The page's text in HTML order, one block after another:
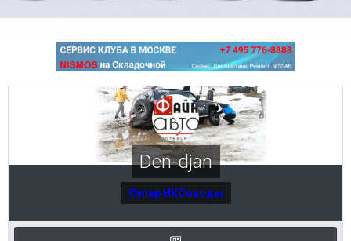
Den-djan
Супер ИКСоводы